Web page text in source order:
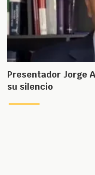
Presentador Jorge
su silencio